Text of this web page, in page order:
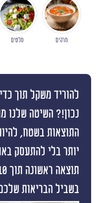
מרקים סלטים
להוריד משקל תוך
נכון!? השיטה שלנו
התוצאות בשטח,
יותר בלי להתעסק
בשביל הבריאות